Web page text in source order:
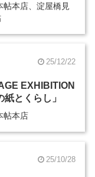
帖本店、淀屋橋見
25/12/22
EXHIBITION
とくらし」
帖本店
25/10/28